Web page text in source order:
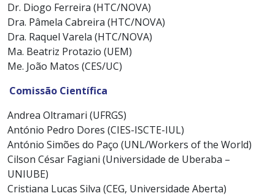
Dr. Diogo Ferreira (HTC/NOVA)
Dra. Pâmela Cabreira (HTC/NOVA)
Dra. Raquel Varela (HTC/NOVA)
Ma. Beatriz Protazio (UEM)
Me. João Matos (CES/UC)
Comissão Científica
Andrea Oltramari (UFRGS)
António Pedro Dores (CIES-ISCTE-IUL)
António Simões do Paço (UNL/Workers of the World)
Cilson César Fagiani (Universidade de Uberaba –
UNIUBE)
Cristiana Lucas Silva (CEG, Universidade Aberta)